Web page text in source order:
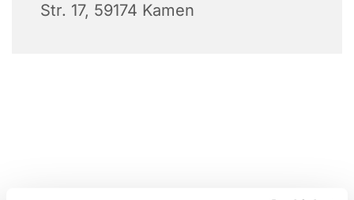
Str. 17, 59174 Kamen